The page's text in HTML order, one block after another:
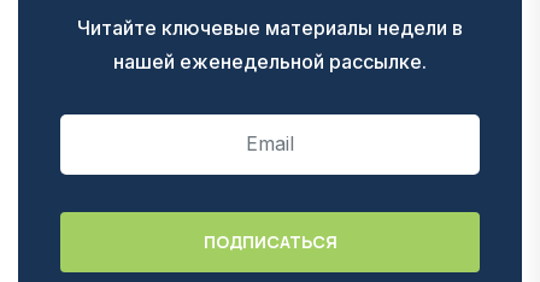
Читайте ключевые материалы недели в
нашей еженедельной рассылке.